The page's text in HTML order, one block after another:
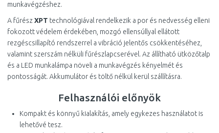
munkavégzéshez.
A fűrész XPT technológiával rendelkezik a por és nedvesség elleni
fokozott védelem érdekében, mozgó ellensúllyal ellátott
rezgéscsillapító rendszerrel a vibráció jelentős csökkentéséhez,
valamint szerszám nélküli fűrészlapcserével. Az állítható ütközőtalp
és a LED munkalámpa növeli a munkavégzés kényelmét és
pontosságát. Akkumulátor és töltő nélkül kerül szállításra.
Felhasználói előnyök
Kompakt és könnyű kialakítás, amely egykezes használatot is
lehetővé tesz.